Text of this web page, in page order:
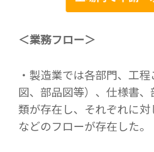
＜業務フロー＞
・製造業では各部門、工
図、部品図等）、仕様書
類が存在し、それぞれに
などのフローが存在した。